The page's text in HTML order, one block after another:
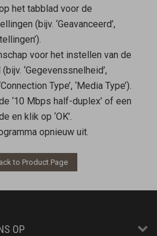
het tabblad voor de
(bijv. ‘Geavanceerd’,
voor het instellen van de
‘Gegevenssnelheid’,
Type’, ‘Media Type’).
‘10 Mbps half-duplex’ of een
en klik op ‘OK’.
opnieuw uit.
to Product Page
OP